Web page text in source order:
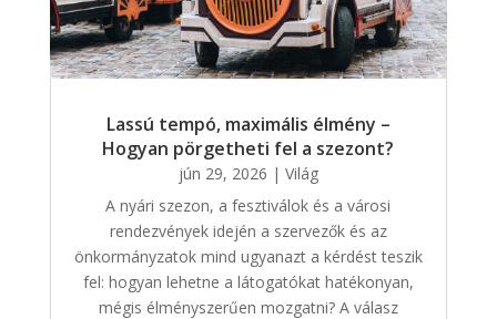
Lassú tempó, maximális élmény –
Hogyan pörgetheti fel a szezont?
jún 29, 2026 | Világ
A nyári szezon, a fesztiválok és a városi
rendezvények idején a szervezők és az
önkormányzatok mind ugyanazt a kérdést teszik
fel: hogyan lehetne a látogatókat hatékonyan,
mégis élményszerűen mozgatni? A válasz